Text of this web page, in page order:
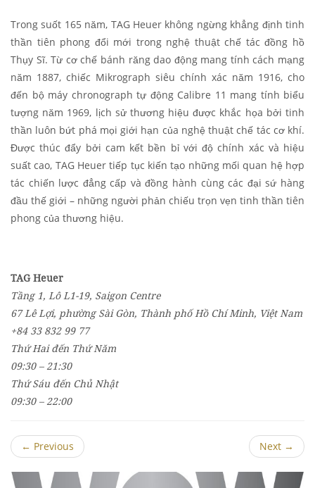
Trong suốt 165 năm, TAG Heuer không ngừng khẳng định tinh
thần tiên phong đổi mới trong nghệ thuật chế tác đồng hồ
Thụy Sĩ. Từ cơ chế bánh răng dao động mang tính cách mạng
năm 1887, chiếc Mikrograph siêu chính xác năm 1916, cho
đến bộ máy chronograph tự động Calibre 11 mang tính biểu
tượng năm 1969, lịch sử thương hiệu được khắc họa bởi tinh
thần luôn bứt phá mọi giới hạn của nghệ thuật chế tác cơ khí.
Được thúc đẩy bởi cam kết bền bỉ với độ chính xác và hiệu
suất cao, TAG Heuer tiếp tục kiến tạo những mối quan hệ hợp
tác chiến lược đẳng cấp và đồng hành cùng các đại sứ hàng
đầu thế giới – những người phản chiếu trọn vẹn tinh thần tiên
phong của thương hiệu.
TAG Heuer
Tầng 1, Lô L1-19, Saigon Centre
67 Lê Lợi, phường Sài Gòn, Thành phố Hồ Chí Minh, Việt Nam
+84 33 832 99 77
Thứ Hai đến Thứ Năm
09:30 – 21:30
Thứ Sáu đến Chủ Nhật
09:30 – 22:00
← Previous Next →